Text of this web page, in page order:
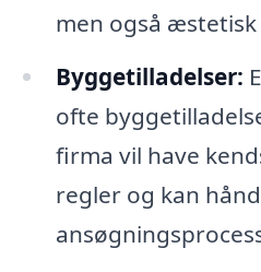
men også
Byggetilladelser:
ofte
firma vil have
regler og kan